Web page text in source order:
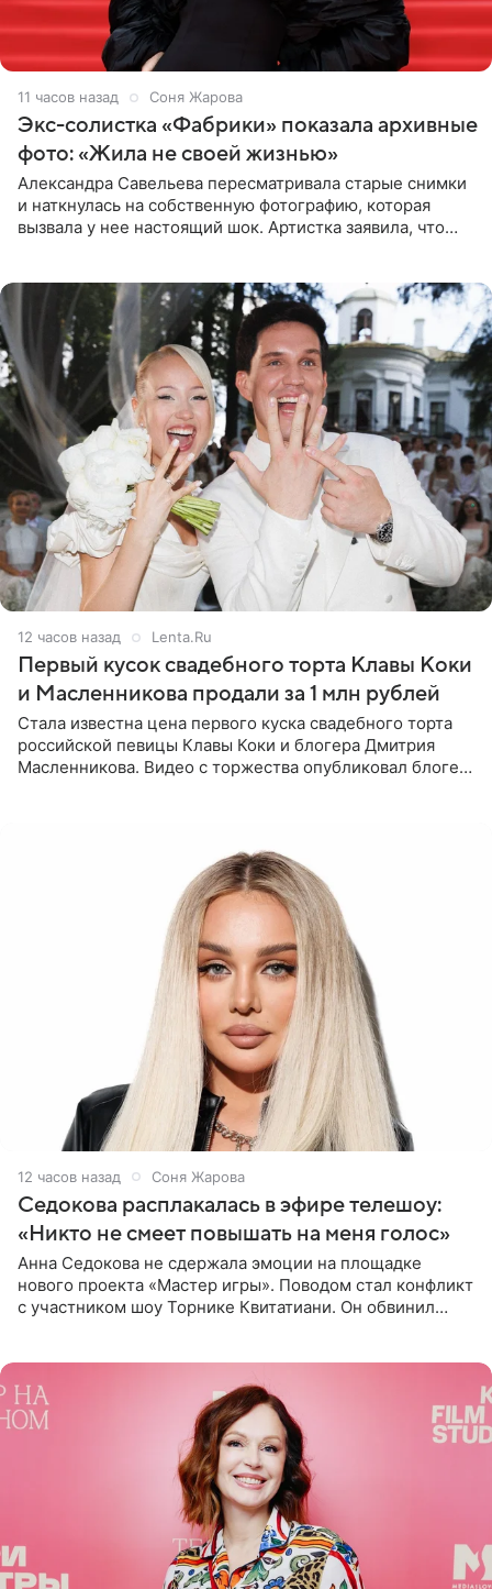
11 часов назад Соня Жарова
Экс-солистка «Фабрики» показала архивные
фото: «Жила не своей жизнью»
Александра Савельева пересматривала старые снимки
и наткнулась на собственную фотографию, которая
вызвала у нее настоящий шок. Артистка заявила, что
12 часов назад Lenta.Ru
Первый кусок свадебного торта Клавы Коки
и Масленникова продали за 1 млн рублей
Стала известна цена первого куска свадебного торта
российской певицы Клавы Коки и блогера Дмитрия
Масленникова. Видео с торжества опубликовал блогер
12 часов назад Соня Жарова
Седокова расплакалась в эфире телешоу:
«Никто не смеет повышать на меня голос»
Анна Седокова не сдержала эмоции на площадке
нового проекта «Мастер игры». Поводом стал конфликт
с участником шоу Торнике Квитатиани. Он обвинил